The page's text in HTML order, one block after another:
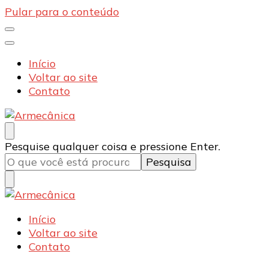
Pular para o conteúdo
Início
Voltar ao site
Contato
Armecânica
Blog
Procurando
algo?
Pesquise qualquer coisa e pressione Enter.
Armecânica
Blog
Início
Voltar ao site
Contato